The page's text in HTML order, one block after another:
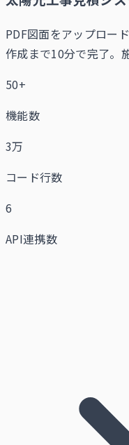
PDF図面をアップロー
作成まで10分で完了。
50+
機能数
3万
コード行数
6
API連携数